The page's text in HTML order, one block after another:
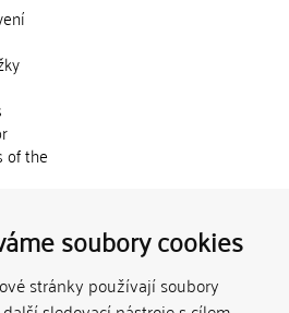
soubory cookies
stránky používají soubory
of the
k
autora.